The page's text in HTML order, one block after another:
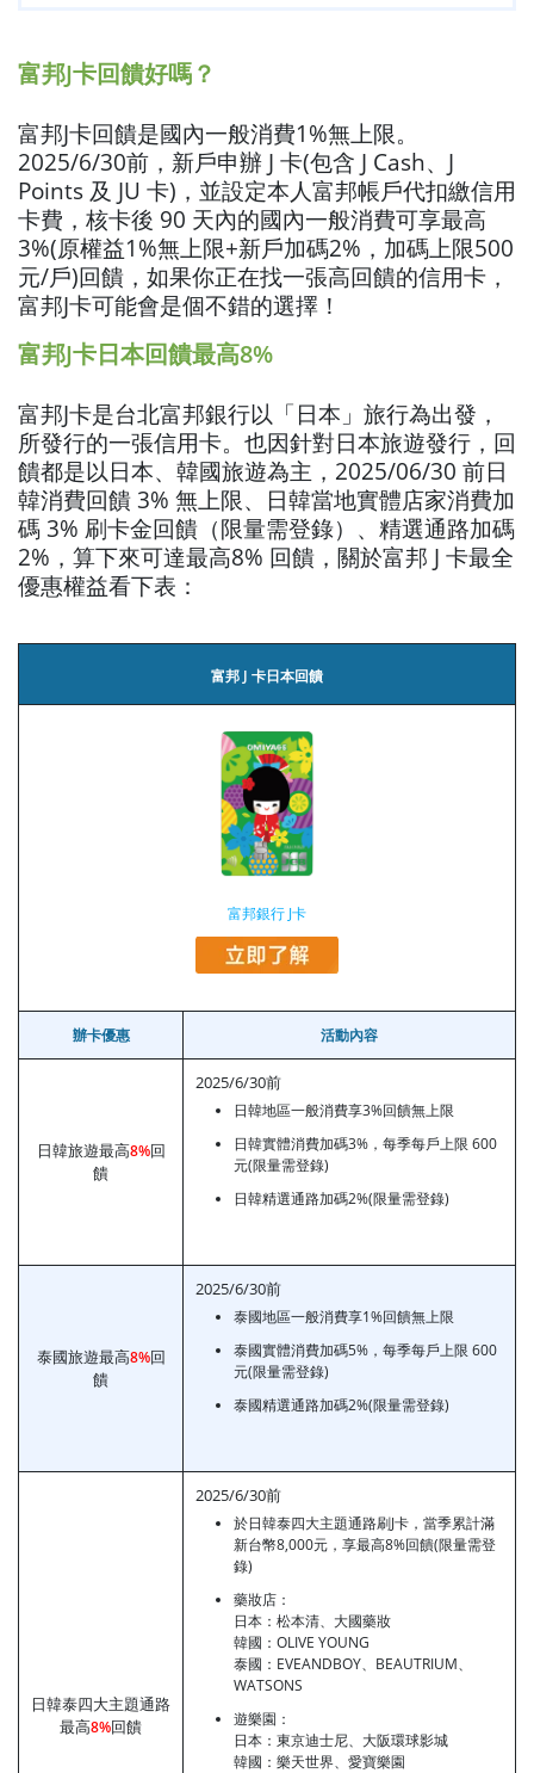
富邦J卡回饋好嗎？
富邦J卡回饋是國內一般消費1%無上限。
2025/6/30前，新戶申辦 J 卡(包含 J Cash、J
Points 及 JU 卡)，並設定本人富邦帳戶代扣繳信用
卡費，核卡後 90 天內的國內一般消費可享最高
3%(原權益1%無上限+新戶加碼2%，加碼上限500
元/戶)回饋，如果你正在找一張高回饋的信用卡，
富邦J卡可能會是個不錯的選擇！
富邦J卡日本回饋最高8%
富邦J卡是台北富邦銀行以「日本」旅行為出發，
所發行的一張信用卡。也因針對日本旅遊發行，回
饋都是以日本、韓國旅遊為主，2025/06/30 前日
韓消費回饋 3% 無上限、日韓當地實體店家消費加
碼 3% 刷卡金回饋（限量需登錄）、精選通路加碼
2%，算下來可達最高8% 回饋，關於富邦 J 卡最全
優惠權益看下表：
富邦 J 卡日本回饋
富邦銀行 J卡
辦卡優惠 活動內容
日韓旅遊最高8%回
饋
2025/6/30前
日韓地區一般消費享3%回饋無上限
日韓實體消費加碼3%，每季每戶上限 600
元(限量需登錄)
日韓精選通路加碼2%(限量需登錄)
泰國旅遊最高8%回
饋
2025/6/30前
泰國地區一般消費享1%回饋無上限
泰國實體消費加碼5%，每季每戶上限 600
元(限量需登錄)
泰國精選通路加碼2%(限量需登錄)
日韓泰四大主題通路
最高8%回饋
2025/6/30前
於日韓泰四大主題通路刷J卡，當季累計滿
新台幣8,000元，享最高8%回饋(限量需登
錄)
藥妝店：
日本：松本清、大國藥妝
韓國：OLIVE YOUNG
泰國：EVEANDBOY、BEAUTRIUM、
WATSONS
遊樂園：
日本：東京迪士尼、大阪環球影城
韓國：樂天世界、愛寶樂園